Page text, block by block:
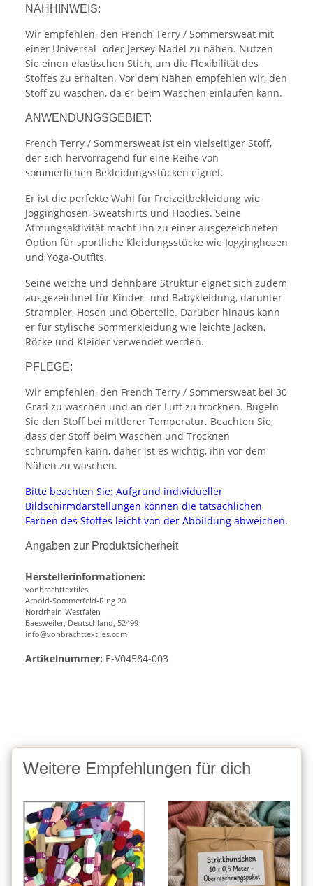
NÄHHINWEIS:
Wir empfehlen, den French Terry / Sommersweat mit
einer Universal- oder Jersey-Nadel zu nähen. Nutzen
Sie einen elastischen Stich, um die Flexibilität des
Stoffes zu erhalten. Vor dem Nähen empfehlen wir, den
Stoff zu waschen, da er beim Waschen einlaufen kann.
ANWENDUNGSGEBIET:
French Terry / Sommersweat ist ein vielseitiger Stoff,
der sich hervorragend für eine Reihe von
sommerlichen Bekleidungsstücken eignet.
Er ist die perfekte Wahl für Freizeitbekleidung wie
Jogginghosen, Sweatshirts und Hoodies. Seine
Atmungsaktivität macht ihn zu einer ausgezeichneten
Option für sportliche Kleidungsstücke wie Jogginghosen
und Yoga-Outfits.
Seine weiche und dehnbare Struktur eignet sich zudem
ausgezeichnet für Kinder- und Babykleidung, darunter
Strampler, Hosen und Oberteile. Darüber hinaus kann
er für stylische Sommerkleidung wie leichte Jacken,
Röcke und Kleider verwendet werden.
PFLEGE:
Wir empfehlen, den French Terry / Sommersweat bei 30
Grad zu waschen und an der Luft zu trocknen. Bügeln
Sie den Stoff bei mittlerer Temperatur. Beachten Sie,
dass der Stoff beim Waschen und Trocknen
schrumpfen kann, daher ist es wichtig, ihn vor dem
Nähen zu waschen.
Bitte beachten Sie: Aufgrund individueller
Bildschirmdarstellungen können die tatsächlichen
Farben des Stoffes leicht von der Abbildung abweichen.
Angaben zur Produktsicherheit
Herstellerinformationen:
vonbrachttextiles
Arnold-Sommerfeld-Ring 20
Nordrhein-Westfalen
Baesweiler, Deutschland, 52499
info@vonbrachttextiles.com
Artikelnummer: E-V04584-003
Weitere Empfehlungen für dich